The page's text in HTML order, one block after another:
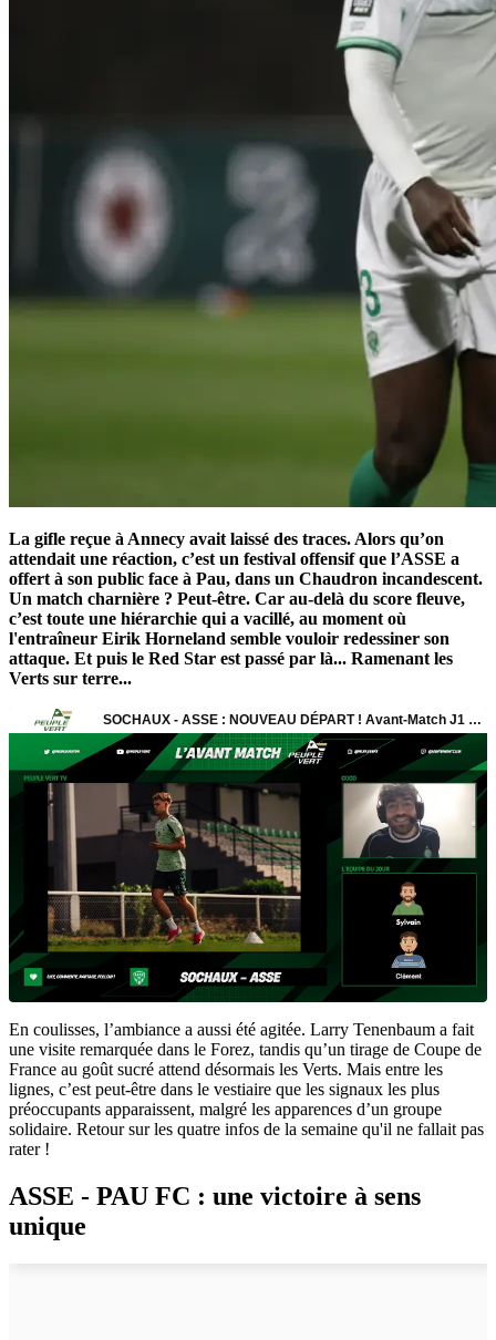
La gifle reçue à Annecy avait laissé des traces. Alors qu’on
attendait une réaction, c’est un festival offensif que l’ASSE a
offert à son public face à Pau, dans un Chaudron incandescent.
Un match charnière ? Peut-être. Car au-delà du score fleuve,
c’est toute une hiérarchie qui a vacillé, au moment où
l'entraîneur Eirik Horneland semble vouloir redessiner son
attaque. Et puis le Red Star est passé par là... Ramenant les
Verts sur terre...
En coulisses, l’ambiance a aussi été agitée. Larry Tenenbaum a fait
une visite remarquée dans le Forez, tandis qu’un tirage de Coupe de
France au goût sucré attend désormais les Verts. Mais entre les
lignes, c’est peut-être dans le vestiaire que les signaux les plus
préoccupants apparaissent, malgré les apparences d’un groupe
solidaire. Retour sur les quatre infos de la semaine qu'il ne fallait pas
rater !
ASSE - PAU FC : une victoire à sens
unique